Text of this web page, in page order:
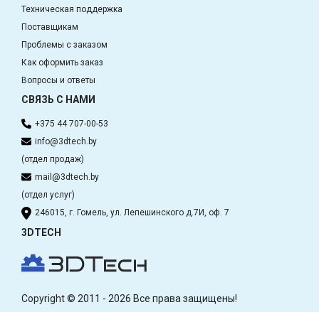
Техническая поддержка
Поставщикам
Проблемы с заказом
Как оформить заказ
Вопросы и ответы
СВЯЗЬ С НАМИ
+375 44 707-00-53
info@3dtech.by
(отдел продаж)
mail@3dtech.by
(отдел услуг)
246015, г. Гомель, ул. Лепешинского д.7И, оф. 7
3DTECH
Copyright © 2011 - 2026 Все права защищены!